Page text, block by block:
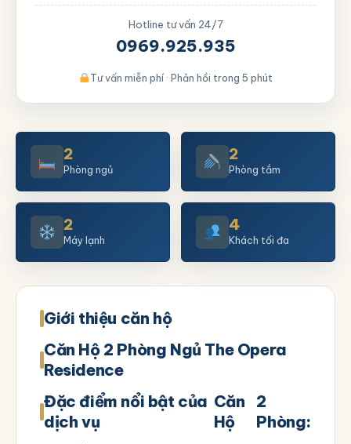
2
Phòng ngủ
2
Phòng tắm
2
Máy lạnh
4
Khách tối đa
Giới thiệu căn hộ
Căn Hộ 2 Phòng Ngủ The Opera
Residence
Đặc điểm nổi bật của
dịch vụ
Căn
Hộ
2
Phòng:
Hotline tư vấn 24/7
0969.925.935
Tư vấn miễn phí · Phản hồi trong 5 phút